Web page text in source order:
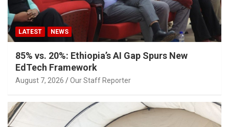
LATEST NEWS
85% vs. 20%: Ethiopia’s AI Gap Spurs New
EdTech Framework
August 7, 2026 Our Staff Reporter